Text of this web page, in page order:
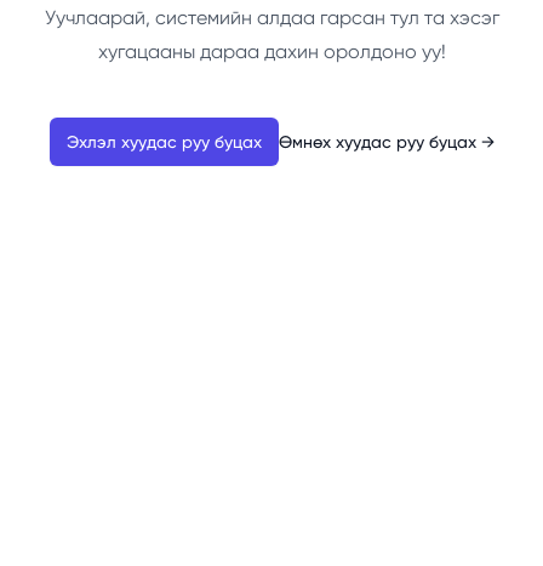
Уучлаарай, системийн алдаа гарсан тул та хэсэг
хугацааны дараа дахин оролдоно уу!
Эхлэл хуудас руу буцах Өмнөх хуудас руу буцах →